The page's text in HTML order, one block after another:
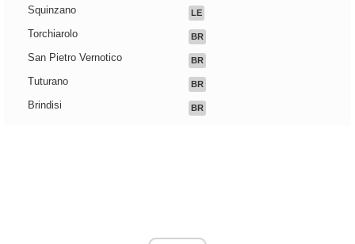
Squinzano LE
Torchiarolo BR
San Pietro Vernotico BR
Tuturano BR
Brindisi BR